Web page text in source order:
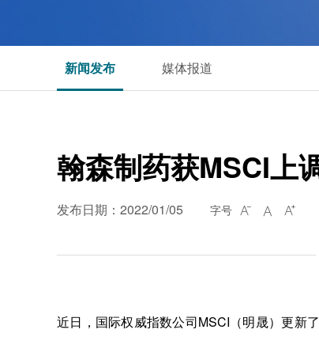
新闻发布 媒体报道
翰森制药获MSCI上
发布日期：2022/01/05 字号   
近日，国际权威指数公司MSCI（明晟）更新